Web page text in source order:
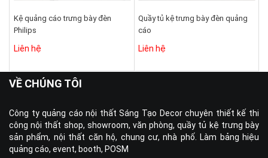
Kệ quảng cáo trưng bày đèn
Philips
Liên hệ
Quầy tủ kệ trưng bày đèn quảng
cáo
Liên hệ
VỀ CHÚNG TÔI
Công ty quảng cáo nội thất Sáng Tạo Decor chuyên thiết kế thi
công nội thất shop, showroom, văn phòng, quầy tủ kệ trưng bày
sản phẩm, nội thất căn hộ, chung cư, nhà phố. Làm bảng hiệu
quảng cáo, event, booth, POSM